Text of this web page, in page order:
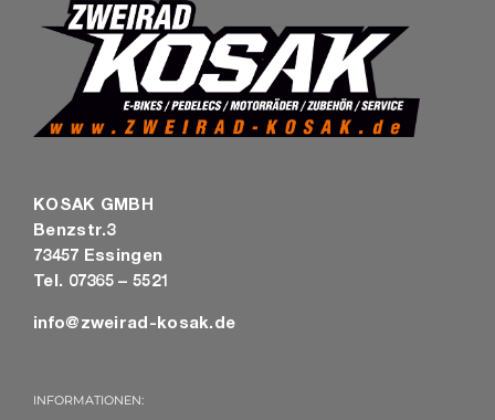
KOSAK GMBH
Benzstr.3
73457 Essingen
Tel. 07365 – 5521
info@zweirad-kosak.de
INFORMATIONEN: